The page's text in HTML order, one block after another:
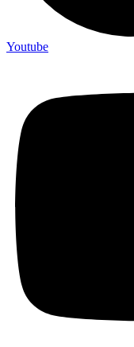
Youtube